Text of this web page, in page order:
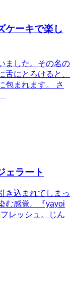
ケーキで楽し
ました。その名の
にとろけると、
包まれます。 さ
ェラート
き込まれてしまっ
む感覚。『yayoi
レッシュ。じん